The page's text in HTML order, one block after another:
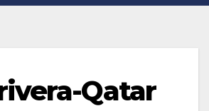
Qatar